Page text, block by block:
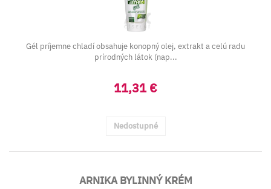
Gél príjemne chladí obsahuje konopný olej, extrakt a celú radu
prírodných látok (nap...
11,31 €
Nedostupné
ARNIKA BYLINNÝ KRÉM